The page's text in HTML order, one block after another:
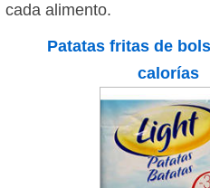
cada alimento.
Patatas fritas de
calorías